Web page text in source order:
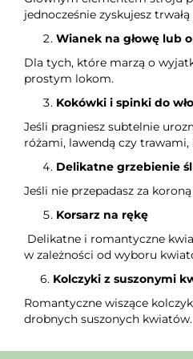
jednocześnie zyskujesz
Wianek na głowę lub
Dla tych, które marzą o
prostym lokom.
Kokówki i spinki do
Jeśli pragniesz subtelnie
różami, lawendą czy
Delikatne grzebienie
Jeśli nie przepadasz za
Korsarz na rękę
Delikatne i romantyczne
w zależności od wyboru
6. Kolczyki z suszonymi
Romantyczne wiszące
drobnych suszonych kwiatów.